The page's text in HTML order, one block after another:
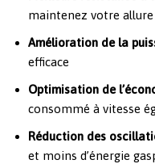
maintenez votre
Amélioration de la
efficace
Optimisation de
consommé à vitesse
Réduction des
et moins d’énergie